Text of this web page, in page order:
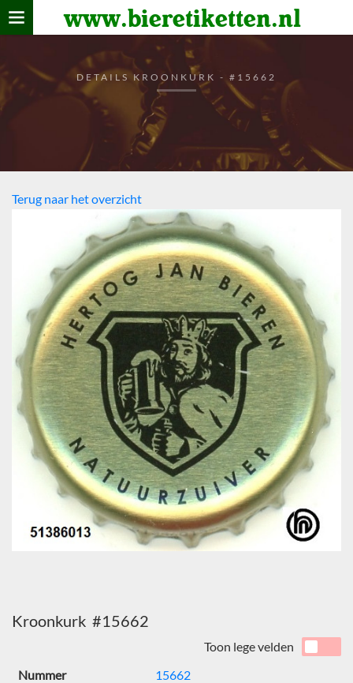
www.bieretiketten.nl
Home
De bierkaart
DETAILS KROONKURK - #15662
Terug naar het overzicht
Kroonkurk #15662
Toon lege velden
Nummer
15662